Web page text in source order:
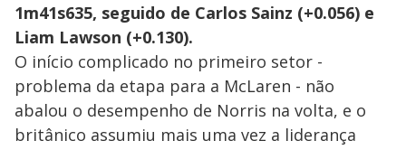
1m41s635, seguido de Carlos Sainz (+0.056) e
Liam Lawson (+0.130).
O início complicado no primeiro setor -
problema da etapa para a McLaren - não
abalou o desempenho de Norris na volta, e o
britânico assumiu mais uma vez a liderança